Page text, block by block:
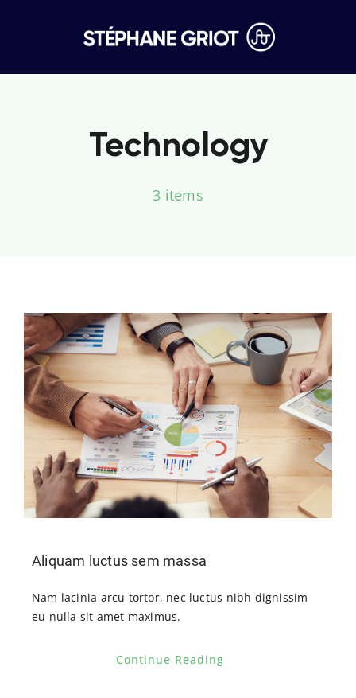
Technology
3 items
Aliquam luctus sem massa
Nam lacinia arcu tortor, nec luctus nibh dignissim
eu nulla sit amet maximus.
Continue Reading